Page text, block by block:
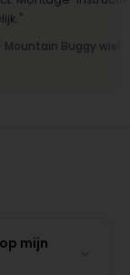
Buggy wiel
mijn